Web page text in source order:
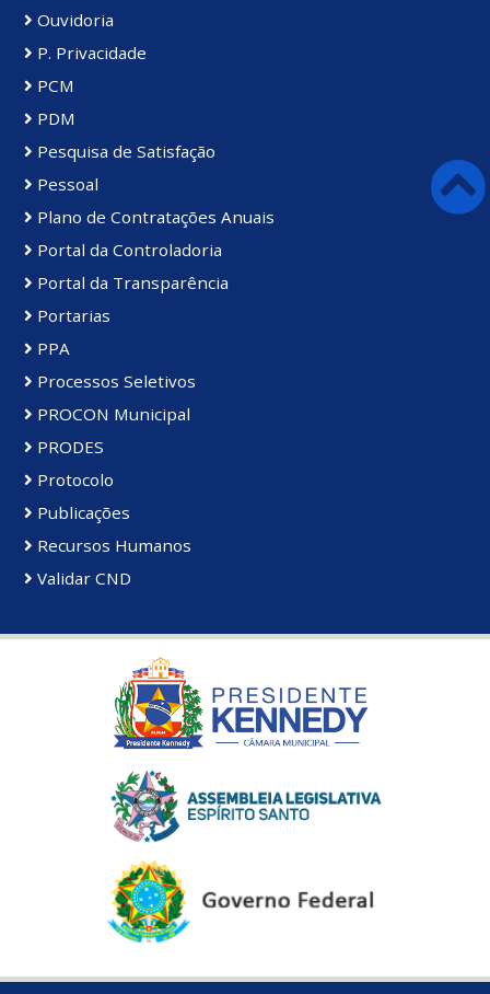
Ouvidoria
P. Privacidade
PCM
PDM
Pesquisa de Satisfação
Pessoal
Plano de Contratações Anuais
Portal da Controladoria
Portal da Transparência
Portarias
PPA
Processos Seletivos
PROCON Municipal
PRODES
Protocolo
Publicações
Recursos Humanos
Validar CND